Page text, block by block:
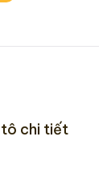
tô chi tiết